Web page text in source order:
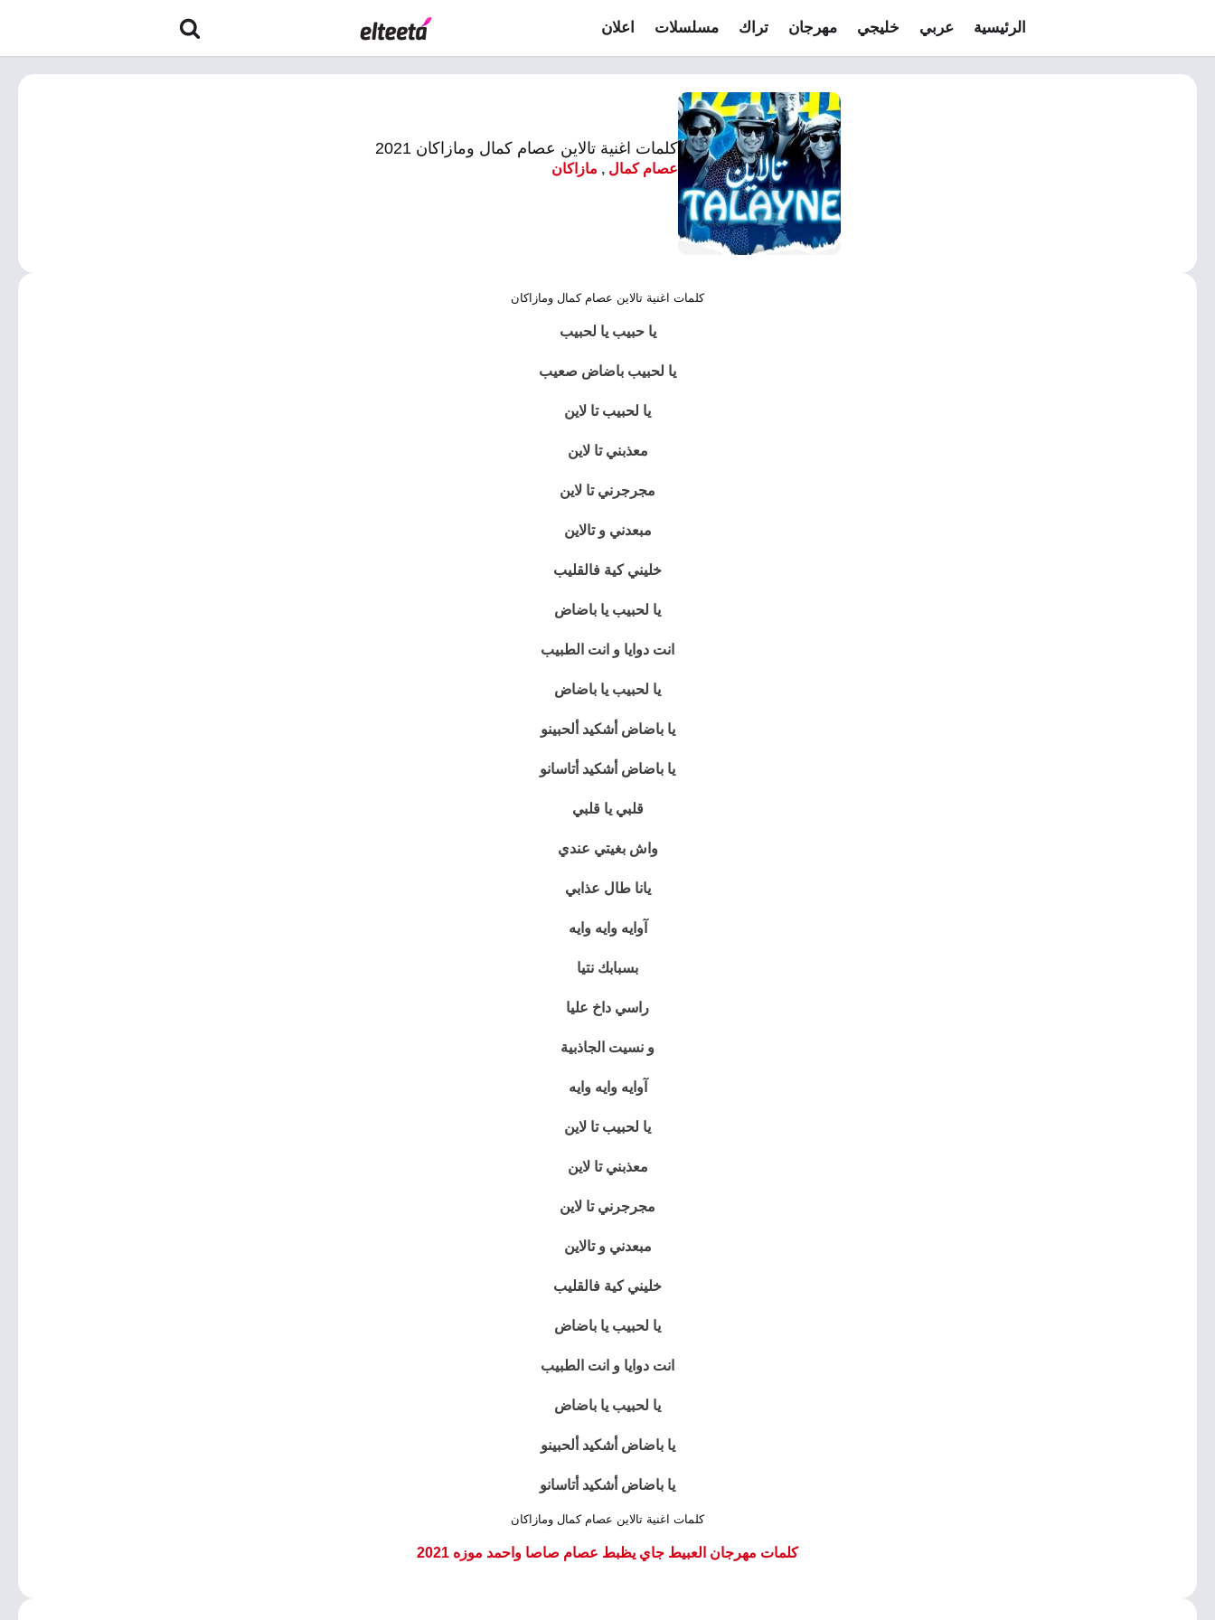
الرئيسية عربي خليجي مهرجان تراك مسلسلات اعلان
كلمات اغنية تالاين عصام كمال ومازاكان 2021
عصام كمال , مازاكان
كلمات اغنية تالاين عصام كمال ومازاكان
يا حبيب يا لحبيب
يا لحبيب باضاض صعيب
يا لحبيب تا لاين
معذبني تا لاين
مجرجرني تا لاين
مبعدني و تالاين
خليني كية فالقليب
يا لحبيب يا باضاض
انت دوايا و انت الطبيب
يا لحبيب يا باضاض
يا باضاض أشكيد ألحبينو
يا باضاض أشكيد أتاسانو
قلبي يا قلبي
واش بغيتي عندي
يانا طال عذابي
آوايه وايه وايه
بسبابك نتيا
راسي داخ عليا
و نسيت الجاذبية
آوايه وايه وايه
يا لحبيب تا لاين
معذبني تا لاين
مجرجرني تا لاين
مبعدني و تالاين
خليني كية فالقليب
يا لحبيب يا باضاض
انت دوايا و انت الطبيب
يا لحبيب يا باضاض
يا باضاض أشكيد ألحبينو
يا باضاض أشكيد أتاسانو
كلمات اغنية تالاين عصام كمال ومازاكان
كلمات مهرجان العبيط جاي يظبط عصام صاصا واحمد موزه 2021